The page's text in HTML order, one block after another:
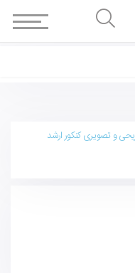
و تصویری کنکور ارشد